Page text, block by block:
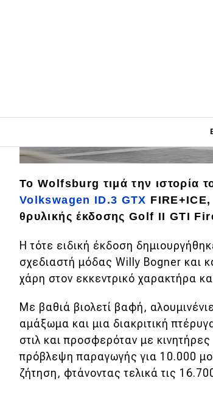
Main navigation
Επικαιρότητα
Νέα μοντέλα
Πρωτότυπα
Ελλάδα
Τεχνολογία
Ασφάλεια
Αγορά
Απόψεις
Το Wolfsburg τιμά την ιστορία
Volkswagen ID.3 GTX
θρυλικής έκδοσης Golf II GTI
Η τότε ειδική έκδοση
σχεδιαστή μόδας Willy Bogner και
χάρη στον εκκεντρικό χαρακτήρα
Με βαθιά βιολετί βαφή,
αμάξωμα και μια διακριτική
στιλ και προσφερόταν με
πρόβλεψη παραγωγής για 10.000
ζήτηση, φτάνοντας τελικά τις